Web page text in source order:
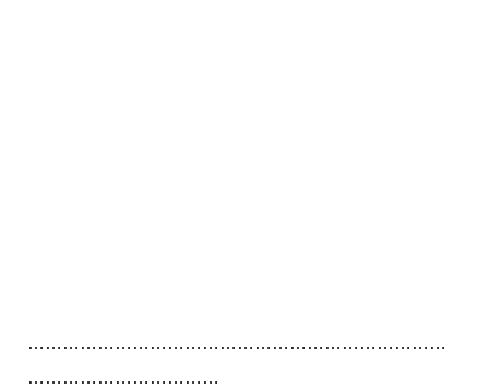
………………………………………………………………
……………………………